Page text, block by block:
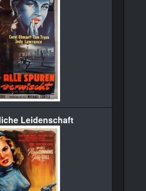
Leidenschaft